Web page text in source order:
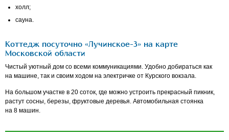
холл;
сауна.
Коттедж посуточно «Лучинское-3» на карте
Московской области
Чистый уютный дом со всеми коммуникациями. Удобно добираться как
на машине, так и своим ходом на электричке от Курского вокзала.
На большом участке в 20 соток, где можно устроить прекрасный пикник,
растут сосны, березы, фруктовые деревья. Автомобильная стоянка
на 8 машин.